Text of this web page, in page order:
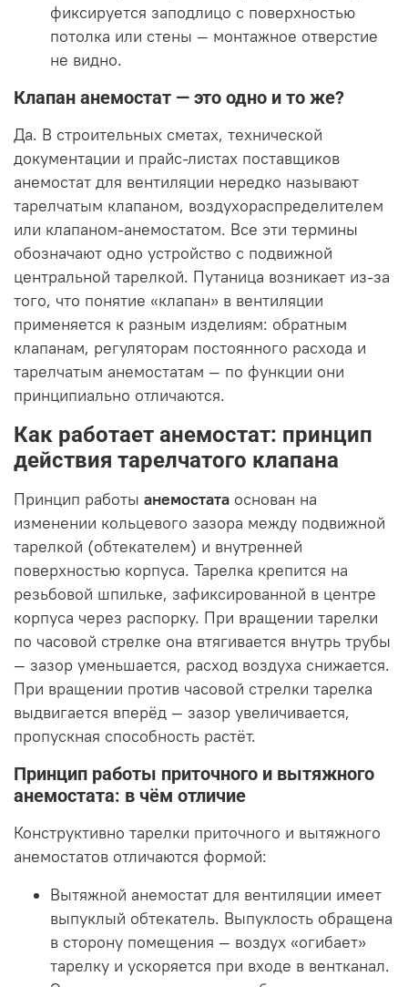
фиксируется заподлицо с поверхностью
потолка или стены — монтажное отверстие
не видно.
Клапан анемостат — это одно и то же?
Да. В строительных сметах, технической
документации и прайс-листах поставщиков
анемостат для вентиляции нередко называют
тарелчатым клапаном, воздухораспределителем
или клапаном-анемостатом. Все эти термины
обозначают одно устройство с подвижной
центральной тарелкой. Путаница возникает из-за
того, что понятие «клапан» в вентиляции
применяется к разным изделиям: обратным
клапанам, регуляторам постоянного расхода и
тарелчатым анемостатам — по функции они
принципиально отличаются.
Как работает анемостат: принцип
действия тарелчатого клапана
Принцип работы анемостата основан на
изменении кольцевого зазора между подвижной
тарелкой (обтекателем) и внутренней
поверхностью корпуса. Тарелка крепится на
резьбовой шпильке, зафиксированной в центре
корпуса через распорку. При вращении тарелки
по часовой стрелке она втягивается внутрь трубы
— зазор уменьшается, расход воздуха снижается.
При вращении против часовой стрелки тарелка
выдвигается вперёд — зазор увеличивается,
пропускная способность растёт.
Принцип работы приточного и вытяжного
анемостата: в чём отличие
Конструктивно тарелки приточного и вытяжного
анемостатов отличаются формой:
Вытяжной анемостат для вентиляции имеет
выпуклый обтекатель. Выпуклость обращена
в сторону помещения — воздух «огибает»
тарелку и ускоряется при входе в вентканал.